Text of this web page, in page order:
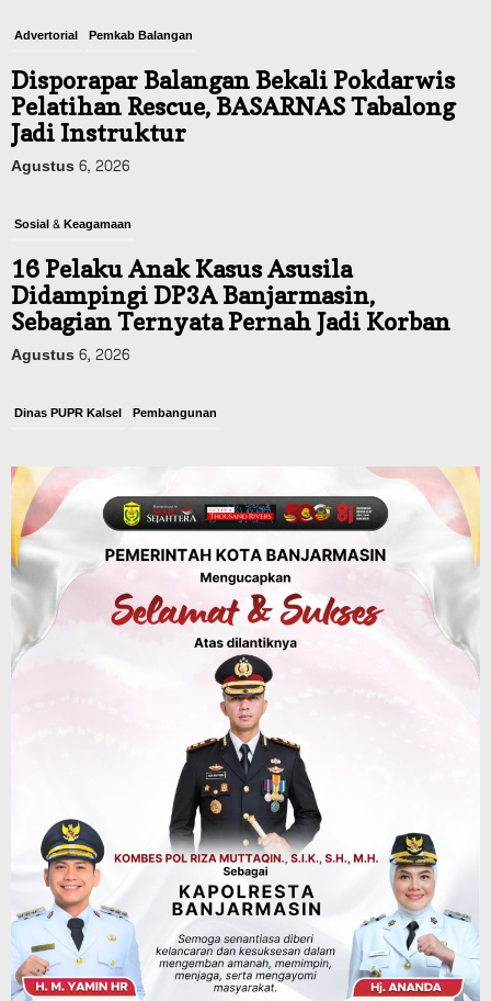
Advertorial Pemkab Balangan
Disporapar Balangan Bekali Pokdarwis
Pelatihan Rescue, BASARNAS Tabalong
Jadi Instruktur
Agustus 6, 2026
Sosial & Keagamaan
16 Pelaku Anak Kasus Asusila
Didampingi DP3A Banjarmasin,
Sebagian Ternyata Pernah Jadi Korban
Agustus 6, 2026
Dinas PUPR Kalsel Pembangunan
Pemerintah Janji Tingkatkan Fasilitas
Keselamatan Jalan Alternatif
Banjarbaru–Batulicin
Agustus 6, 2026
Dinas Kehutanan Kalsel
Tahura Sultan Adam Sempat Alami
Kebakaran Lahan, Api Berhasil
Dipadamkan, Kadishut Kalsel
Memimpin Langsung Aksi di Lapangan
Advertorial Pemkab Balangan
Silaturahmi ke DPRD Balangan, Kapolres
AKBP Arif Mansyur Perkuat Koordinasi
Keamanan Daerah
Agustus 6, 2026